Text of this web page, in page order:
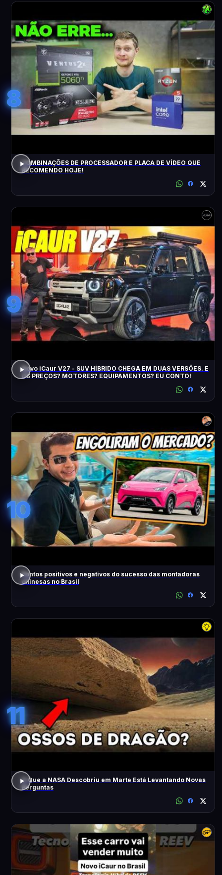
8
COMBINAÇÕES DE PROCESSADOR E PLACA DE VÍDEO QUE
RECOMENDO HOJE!
9
Novo iCaur V27 - SUV HÍBRIDO CHEGA EM DUAS VERSÕES. E
OS PREÇOS? MOTORES? EQUIPAMENTOS? EU CONTO!
10
Pontos positivos e negativos do sucesso das montadoras
chinesas no Brasil
11
O Que a NASA Descobriu em Marte Está Levantando Novas
Perguntas